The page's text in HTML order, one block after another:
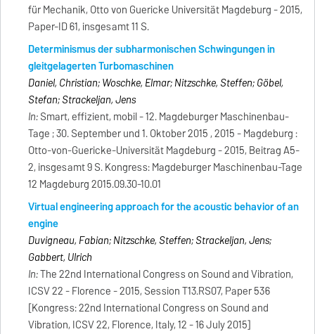
für Mechanik, Otto von Guericke Universität Magdeburg - 2015,
Paper-ID 61, insgesamt 11 S.
Determinismus der subharmonischen Schwingungen in
gleitgelagerten Turbomaschinen
Daniel, Christian; Woschke, Elmar; Nitzschke, Steffen; Göbel,
Stefan; Strackeljan, Jens
In:Smart, effizient, mobil - 12. Magdeburger Maschinenbau-
Tage ; 30. September und 1. Oktober 2015 , 2015 - Magdeburg :
Otto-von-Guericke-Universität Magdeburg - 2015, Beitrag A5-
2, insgesamt 9 S. Kongress: Magdeburger Maschinenbau-Tage
12 Magdeburg 2015.09.30-10.01
Virtual engineering approach for the acoustic behavior of an
engine
Duvigneau, Fabian; Nitzschke, Steffen; Strackeljan, Jens;
Gabbert, Ulrich
In:The 22nd International Congress on Sound and Vibration,
ICSV 22 - Florence - 2015, Session T13.RS07, Paper 536
[Kongress: 22nd International Congress on Sound and
Vibration, ICSV 22, Florence, Italy, 12 - 16 July 2015]